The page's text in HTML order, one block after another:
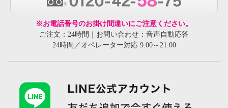
※お電話番号のお掛け間違いにご注意ください。
ご注文：24時間｜お問い合わせ：音声自動応答
24時間／オペレーター対応 9:00～21:00